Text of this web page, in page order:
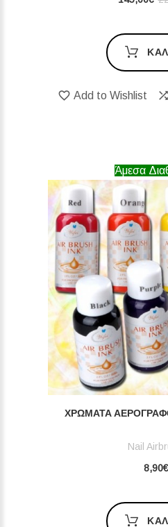
Add to Wishlist
Άμεσα
ΧΡΏΜΑΤΑ
Nail
8,90€